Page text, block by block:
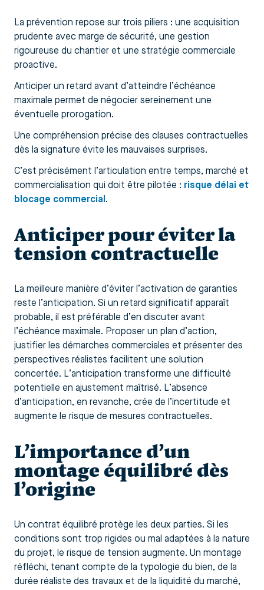
La prévention repose sur trois piliers : une acquisition
prudente avec marge de sécurité, une gestion
rigoureuse du chantier et une stratégie commerciale
proactive.
Anticiper un retard avant d’atteindre l’échéance
maximale permet de négocier sereinement une
éventuelle prorogation.
Une compréhension précise des clauses contractuelles
dès la signature évite les mauvaises surprises.
C’est précisément l’articulation entre temps, marché et
commercialisation qui doit être pilotée : risque délai et
blocage commercial .
Anticiper pour éviter la
tension contractuelle
La meilleure manière d’éviter l’activation de garanties
reste l’anticipation. Si un retard significatif apparaît
probable, il est préférable d’en discuter avant
l’échéance maximale. Proposer un plan d’action,
justifier les démarches commerciales et présenter des
perspectives réalistes facilitent une solution
concertée. L’anticipation transforme une difficulté
potentielle en ajustement maîtrisé. L’absence
d’anticipation, en revanche, crée de l’incertitude et
augmente le risque de mesures contractuelles.
L’importance d’un
montage équilibré dès
l’origine
Un contrat équilibré protège les deux parties. Si les
conditions sont trop rigides ou mal adaptées à la nature
du projet, le risque de tension augmente. Un montage
réfléchi, tenant compte de la typologie du bien, de la
durée réaliste des travaux et de la liquidité du marché,